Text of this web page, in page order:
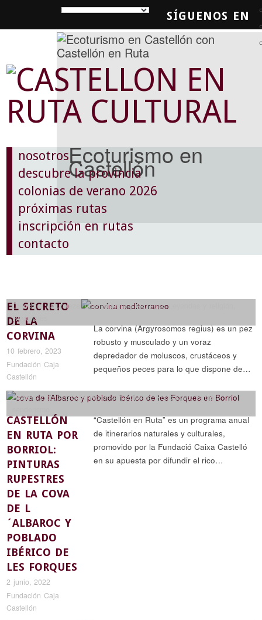
SÍGUENOS EN
Ecoturismo en
Castellón
nosotros
descubre la provincia
colonias de verano 2026
próximas rutas
inscripción en rutas
contacto
EL SECRETO
DE LA
CORVINA
10 febrero, 2023
Fundación Caja
Castellón
Ciencia y naturaleza ,Gastronomía y enología,
Reportajes
La corvina (Argyrosomos regius) es un pez
robusto y musculado y un voraz
depredador de moluscos, crustáceos y
pequeños peces para lo que dispone de…
CASTELLÓN
EN RUTA POR
BORRIOL:
PINTURAS
RUPESTRES
DE LA COVA
DE L
´ALBAROC Y
POBLADO
IBÉRICO DE
LES FORQUES
2 junio, 2022
Fundación Caja
Castellón
Historia y arqueología ,Recorrer Castellón, Reportajes,Rutas y
“Castellón en Ruta” es un programa anual
de itinerarios naturales y culturales,
promovido por la Fundació Caixa Castelló
en su apuesta por difundir el rico…